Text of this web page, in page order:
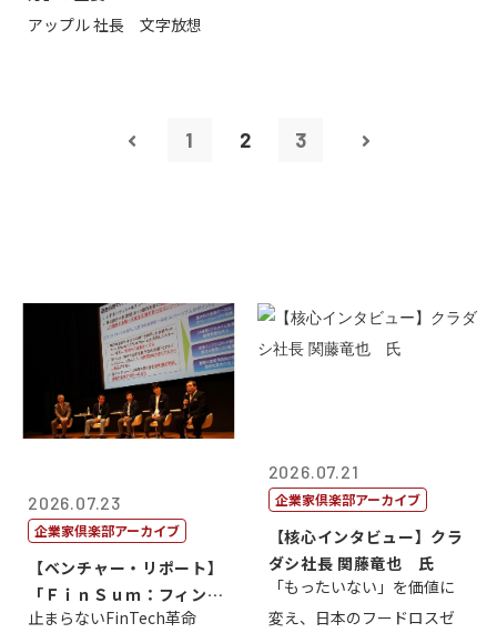
アップル 社長 文字放想
1 2 3
2026.07.23
企業家倶楽部アーカイブ
【ベンチャー・リポート】
「ＦｉｎＳｕｍ：フィンテ
ック・サミッ...
止まらないFinTech革命
2026.07.21
企業家倶楽部アーカイブ
【核心インタビュー】クラ
ダシ社長 関藤竜也 氏
「もったいない」を価値に
変え、日本のフードロスゼ